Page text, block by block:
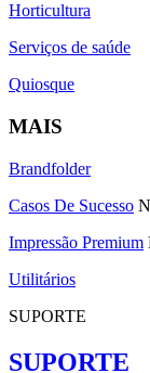
Horticultura
Serviços de saúde
Quiosque
MAIS
Brandfolder
Casos De Sucesso
Impressão Premium
Utilitários
SUPORTE
SUPORTE